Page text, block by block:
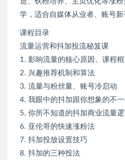
学，适合自媒体从业者、账号
课程目录
流量运营和抖加投流秘笈课
1. 影响流量的核心原因、课程
2. 兴趣推荐机制和算法
3. 流量与粉丝量、账号冷启动
4. 我眼中的抖加跟你想象的不
5. 你所不知道的抖加商业流量
6. 亚伦哥的快速涨粉法
7. 抖加投放设置技巧
8. 抖加的三种投法